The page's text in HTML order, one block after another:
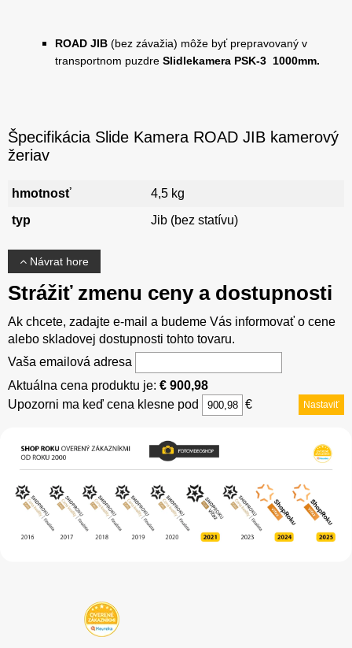
ROAD JIB (bez závažia) môže byť prepravovaný v
transportnom puzdre Slidlekamera PSK-3 1000mm.
Špecifikácia Slide Kamera ROAD JIB kamerový
žeriav
hmotnosť
4,5 kg
typ
Jib (bez statívu)
Návrat hore
Strážiť zmenu ceny a dostupnosti
Ak chcete, zadajte e-mail a budeme Vás informovať o cene
alebo skladovej dostupnosti tohto tovaru.
Vaša emailová adresa
Aktuálna cena produktu je: € 900,98
Upozorni ma keď cena klesne pod
€ Nastaviť